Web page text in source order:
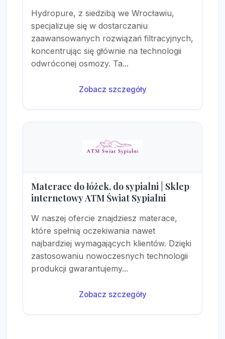
Hydropure, z siedzibą we Wrocławiu,
specjalizuje się w dostarczaniu
zaawansowanych rozwiązań filtracyjnych,
koncentrując się głównie na technologii
odwróconej osmozy. Ta...
Zobacz szczegóły
Materace do łóżek, do sypialni | Sklep
internetowy ATM Świat Sypialni
W naszej ofercie znajdziesz materace,
które spełnią oczekiwania nawet
najbardziej wymagających klientów. Dzięki
zastosowaniu nowoczesnych technologii
produkcji gwarantujemy...
Zobacz szczegóły